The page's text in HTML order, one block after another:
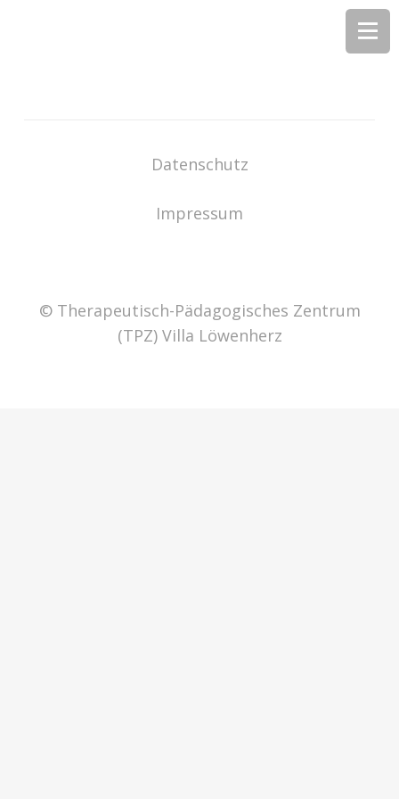
© Therapeutisch-Pädagogisches Zentrum
(TPZ) Villa Löwenherz
Datenschutz
Impressum